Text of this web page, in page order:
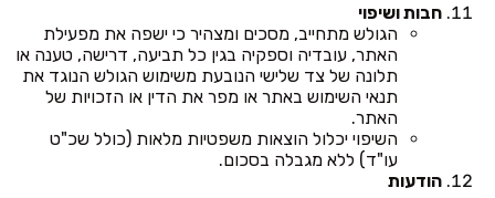
חבות ושיפוי
הגולש מתחייב, מסכים ומצהיר כי ישפה את מפעילת
האתר, עובדיה וספקיה בגין כל תביעה, דרישה, טענה או
תלונה של צד שלישי הנובעת משימוש הגולש הנוגד את
תנאי השימוש באתר או מפר את הדין או הזכויות של
האתר.
השיפוי יכלול הוצאות משפטיות מלאות (כולל שכ"ט
עו"ד) ללא מגבלה בסכום.
הודעות